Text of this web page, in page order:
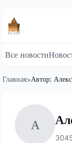
Все новости
Главная>Автор:
А